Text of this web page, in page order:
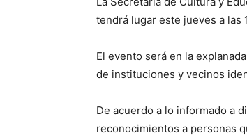
tendrá lugar este jueves a las
El evento será en la
de instituciones y vecinos
De acuerdo a lo informado a
reconocimientos a personas